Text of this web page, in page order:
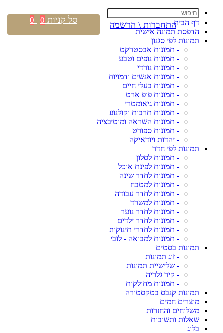
דף הבית
הדפסת תמונה אישית
תמונות לפי סגנון
- תמונות אבסטרקט
- תמונות נופים וטבע
- תמונות נורדי
- תמונות אנשים ודמויות
- תמונות בעלי חיים
- תמונות פופ ארט
- תמונות גיאומטרי
- תמונות תרבות וקולנוע
- תמונות השראה ומוטיבציה
- תמונות ספורט
- יהדות ויודאיקה
תמונות לפי חדר
- תמונות לסלון
- תמונות לפינת אוכל
- תמונות לחדר שינה
- תמונות למטבח
- תמונות לחדר עבודה
- תמונות למשרד
- תמונות לחדר נוער
- תמונות לחדר ילדים
- תמונות לחדרי תינוקות
- תמונות למבואה - לובי
תמונות בסטים
- זוג תמונות
- שלישיית תמונות
- קיר גלריה
- תמונות מחולקות
תמונות קנבס בטקסטורה
מוצרים חמים
משלוחים והחזרות
שאלות ותשובות
בלוג
התחברות \ הרשמה סל קניות 0
0